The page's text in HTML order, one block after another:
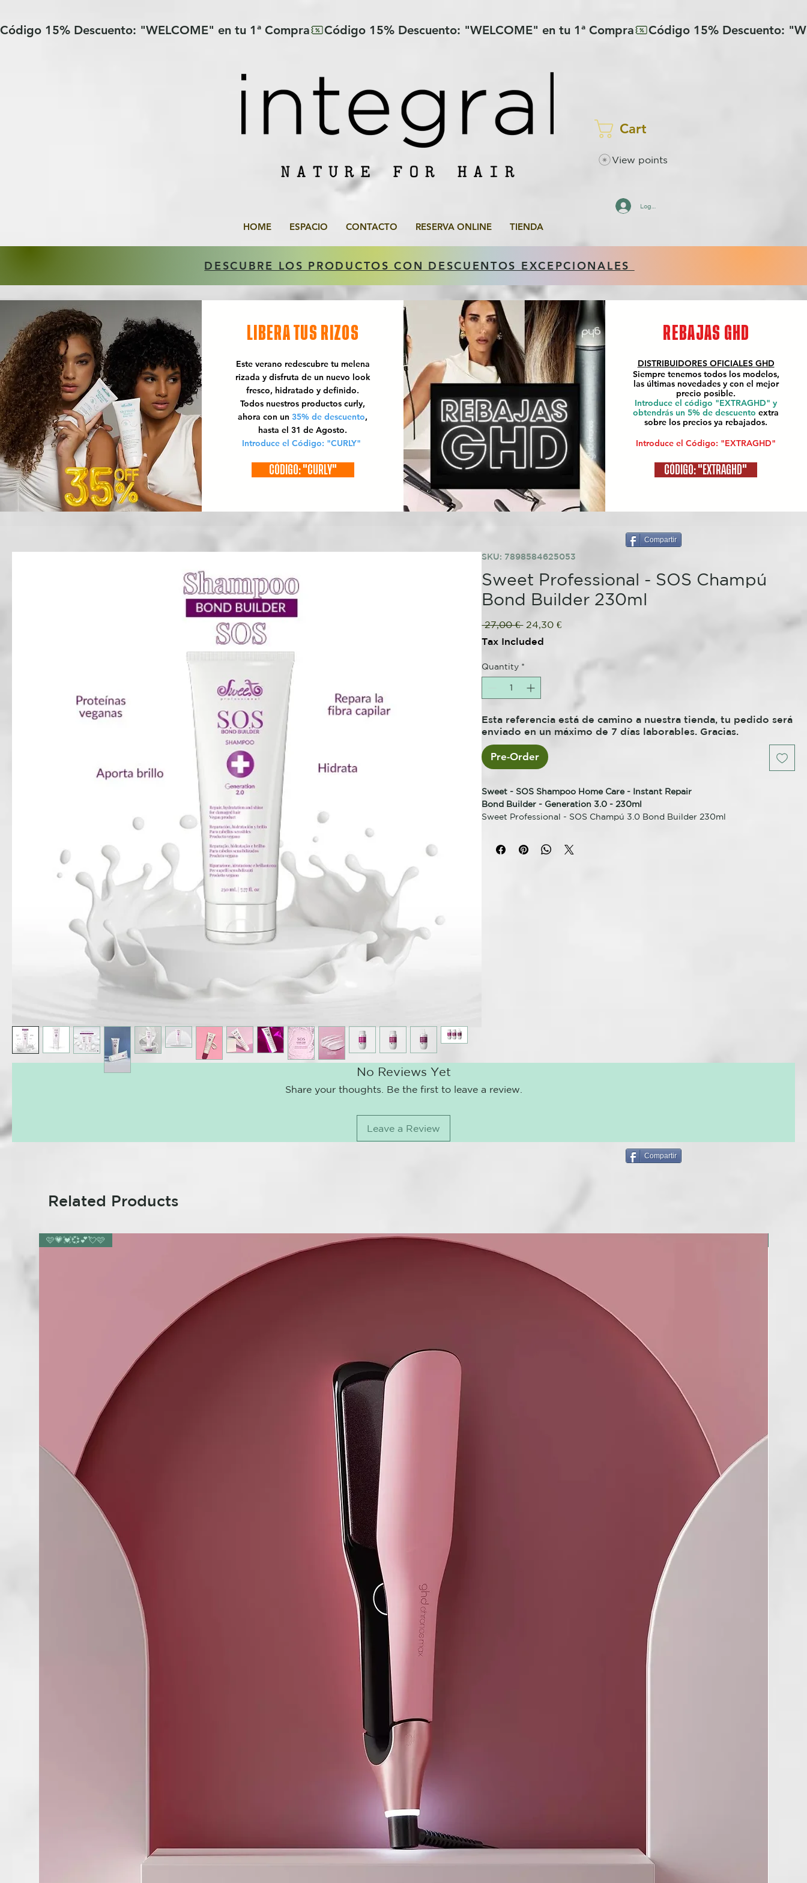
Código 15% Descuento: "WELCOME" en tu 1ª Compra
Cart
View points
Log In
HOME ESPACIO CONTACTO RESERVA ONLINE TIENDA
DESCUBRE LOS PRODUCTOS CON DESCUENTOS EXCEPCIONALES
LIBERA TUS RIZOS
Este verano redescubre tu melena
rizada y disfruta de un nuevo look
fresco, hidratado y definido.
Todos nuestros productos curly,
ahora con un 35% de descuento,
hasta el 31 de Agosto.
Introduce el Código: "CURLY"
CÓDIGO: "CURLY"
REBAJAS GHD
DISTRIBUIDORES OFICIALES GHD
Siempre tenemos todos los modelos,
las últimas novedades y con el mejor
precio posible.
Introduce el código "EXTRAGHD" y
obtendrás un 5% de descuento extra
sobre los precios ya rebajados.
Introduce el Código: "EXTRAGHD"
CÓDIGO: "EXTRAGHD"
SKU: 7898584625053
Sweet Professional - SOS Champú
Bond Builder 230ml
27,00 € Regular
Price
24,30 €Sale
Tax Included
Quantity *
Esta referencia está de camino a nuestra tienda, tu pedido será
enviado en un máximo de 7 días laborables. Gracias.
Pre-Order
Sweet - SOS Shampoo Home Care - Instant Repair
Bond Builder - Generation 3.0 - 230ml
Sweet Professional - SOS Champú 3.0 Bond Builder 230ml
sanar y cuidar tu cabello, especialmente después de un tratamiento de
- Repara la fibra capilar✅
1. Instant Repair: Actúa como Leave In o como mascarilla. Evita el corte
químico, recupera la fibra capilar, repone la masa capilar. ✅
tratamiento diseñado para esos cabellos que han sufrido en exceso de
servicios técnicos o químicos cómo la coloración, decoloración, mechas,
desrizados o moldeados permanentes.
Tratamiento reconstructivo con alta concentración de proteínas, que
fortalece y recupera los hilos en pocos minutos. Está indicado para
cabellos intensamente sensibilizados, especialmente cabellos rubios
decolorados, reponiendo masa, sellando cutículas, aportando brillo,
eliminando el encrespamiento y recuperando la longitud y puntas del
Con el cabello limpio y húmedo aplicar el s.o.s home care sobre el largo y
las puntas y dejar actuar durante 10 minutos. Enjuaga y acondiciona como
Con el cabello en seco y para un mejor rendimiento, aplique una pequeña
catida del tratamiento SOS, en medios y puntas, sin aclarar antes de
Water, Citric Acid, Cetearyl Alcohol, Cyclopentasiloxane, Cetrimonium
Chloride, Propylene Glycol, Sodium PCA, Parfum, Alcohol, Behentrimonium
Chloride, Phenoxyethanol, Hydrolyzed Soy Protein, Hydrolyzed Corn
Protein, Hydrolyzed Wheat Protein, Isopropyl Alcohol, BHT, Hexyl
Cinnamal, Glycerin, Ethylhexylglycerin, Cyclotetrasiloxane, Arginine HCl,
Panthenol, Benzyl Salicylate, Creatine, Glycine, Proline, Serine, Acetyl
No Reviews Yet
Share your thoughts. Be the first to leave a review.
Leave a Review
Compartir
Compartir
Related Products
🩷💗💓💞💕💘🩷